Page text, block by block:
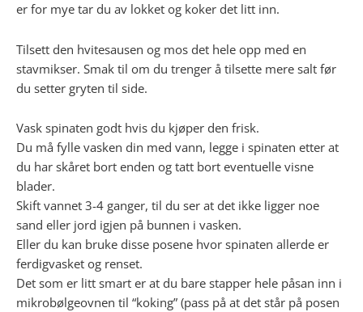
er for mye tar du av lokket og koker det litt inn.
Tilsett den hvitesausen og mos det hele opp med en
stavmikser. Smak til om du trenger å tilsette mere salt før
du setter gryten til side.
Vask spinaten godt hvis du kjøper den frisk.
Du må fylle vasken din med vann, legge i spinaten etter at
du har skåret bort enden og tatt bort eventuelle visne
blader.
Skift vannet 3-4 ganger, til du ser at det ikke ligger noe
sand eller jord igjen på bunnen i vasken.
Eller du kan bruke disse posene hvor spinaten allerde er
ferdigvasket og renset.
Det som er litt smart er at du bare stapper hele påsan inn i
mikrobølgeovnen til “koking” (pass på at det står på posen